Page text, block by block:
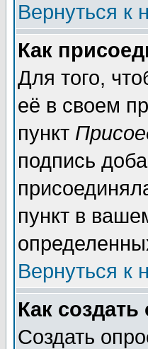
Вернуться к
Как
Для того,
её в своем
пункт
подпись
пункт в
Вернуться к
Как создать
Создать